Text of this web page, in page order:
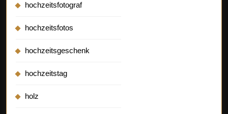
hochzeitsfotograf
hochzeitsfotos
hochzeitsgeschenk
hochzeitstag
holz